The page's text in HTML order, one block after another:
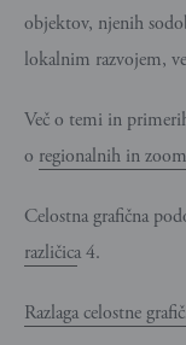
objektov, njenih
lokalnim razvojem,
Več o temi in
o regionalnih in
Celostna grafična
različica 4.
Razlaga celostne